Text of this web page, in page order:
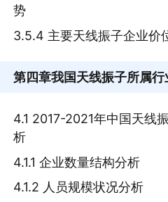
势
3.5.4 主要天线振子企业价
第四章我国天线振子所属
4.1 2017-2021年中国天线
析
4.1.1 企业数量结构分析
4.1.2 人员规模状况分析